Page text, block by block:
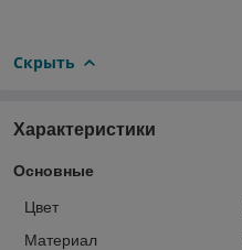
Скрыть
Характеристики
Основные
Цвет
Материал